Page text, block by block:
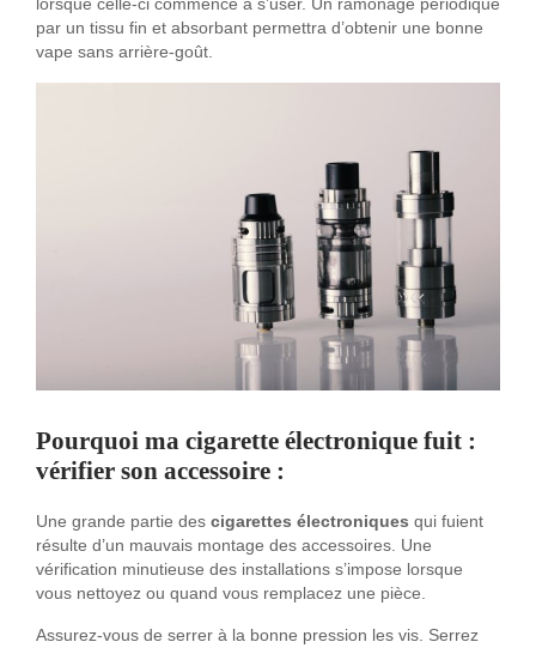
lorsque celle-ci commence à s’user. Un ramonage périodique
par un tissu fin et absorbant permettra d’obtenir une bonne
vape sans arrière-goût.
Pourquoi ma cigarette électronique fuit :
vérifier son accessoire :
Une grande partie des cigarettes électroniques qui fuient
résulte d’un mauvais montage des accessoires. Une
vérification minutieuse des installations s’impose lorsque
vous nettoyez ou quand vous remplacez une pièce.
Assurez-vous de serrer à la bonne pression les vis. Serrez